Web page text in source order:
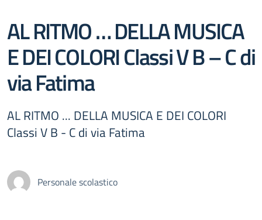
AL RITMO … DELLA MUSICA
E DEI COLORI Classi V B – C di
via Fatima
AL RITMO ... DELLA MUSICA E DEI COLORI
Classi V B - C di via Fatima
Personale scolastico